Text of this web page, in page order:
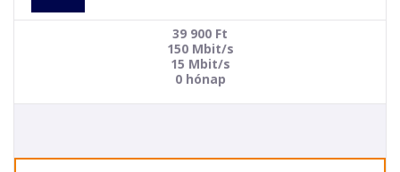
39 900 Ft
150 Mbit/s
15 Mbit/s
0 hónap